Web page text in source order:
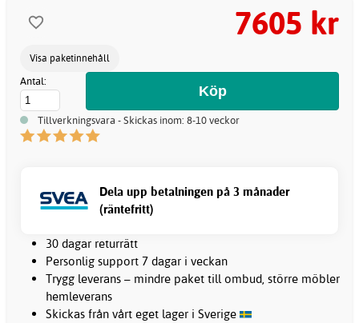
7605 kr
Visa paketinnehåll
Antal:
Tillverkningsvara - Skickas inom: 8-10 veckor
Dela upp betalningen på 3 månader
(räntefritt)
30 dagar returrätt
Personlig support 7 dagar i veckan
Trygg leverans – mindre paket till ombud, större möbler
hemleverans
Skickas från vårt eget lager i Sverige